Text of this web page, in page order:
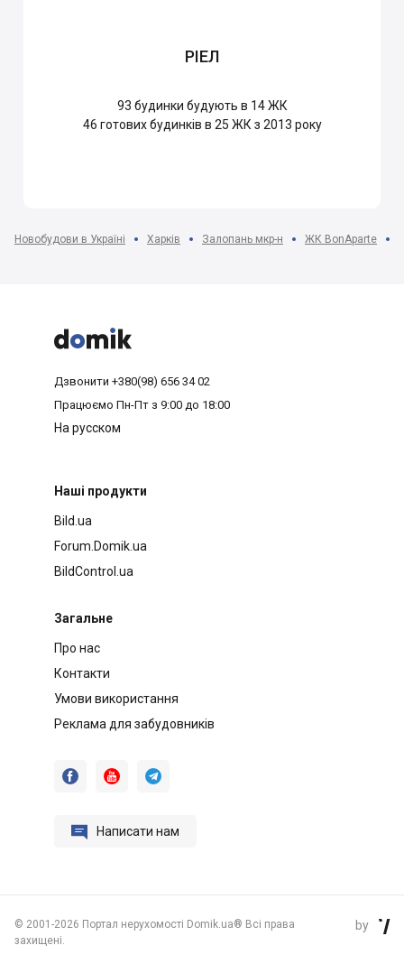
РІЕЛ
93 будинки будують в 14 ЖК
46 готових будинків в 25 ЖК з 2013 року
Новобудови в Україні Харків Залопань мкр-н ЖК BonAparte



Дзвонити +380(98) 656 34 02
Працюємо Пн-Пт з 9:00 до 18:00
На русском
Наші продукти
Bild.ua
Forum.Domik.ua
BildControl.ua
Загальне
Про нас
Контакти
Умови використання
Реклама для забудовників
  
 Написати нам
© 2001-2026 Портал нерухомості Domik.ua® Всі права
захищені.
by 